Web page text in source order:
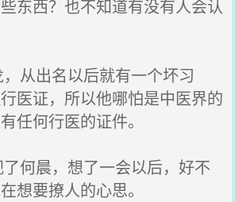
东西？也不知道有没有人会认
从出名以后就有一个坏习
医证，所以他哪怕是中医界的
任何行医的证件。
何晨，想了一会以后，好不
想要撩人的心思。